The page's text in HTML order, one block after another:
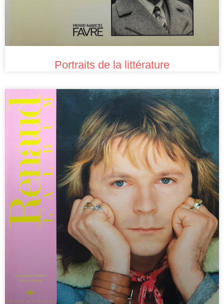
Portraits de la littérature